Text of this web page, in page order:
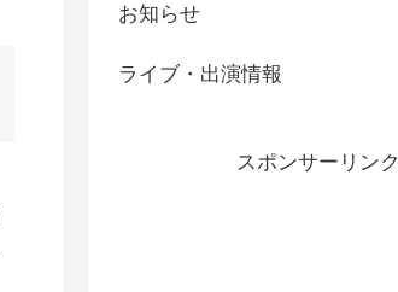
お知らせ
ライブ・出演情報
スポンサーリンク